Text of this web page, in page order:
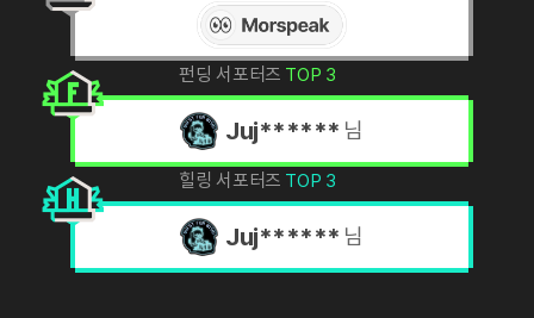
펀딩 서포터즈 TOP 4
and*******님
힐링 서포터즈 TOP 4
로아와*****님